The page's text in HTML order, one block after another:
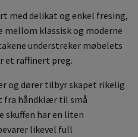
med delikat og enkel fresing,
mellom klassisk og moderne
understreker møbelets
et raffinert preg.
og dører tilbyr skapet rikelig
fra håndklær til små
skuffen har en liten
likevel full